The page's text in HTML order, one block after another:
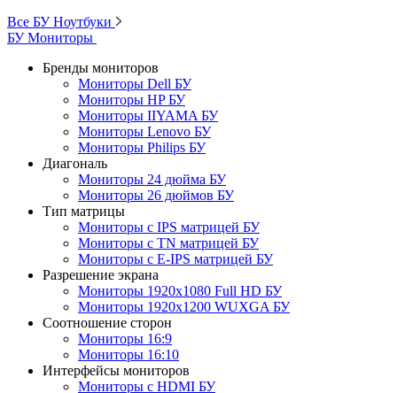
Все БУ Ноутбуки
БУ Мониторы
Бренды мониторов
Мониторы Dell БУ
Мониторы HP БУ
Мониторы IIYAMA БУ
Мониторы Lenovo БУ
Мониторы Philips БУ
Диагональ
Мониторы 24 дюйма БУ
Мониторы 26 дюймов БУ
Тип матрицы
Мониторы с IPS матрицей БУ
Мониторы с TN матрицей БУ
Мониторы с E-IPS матрицей БУ
Разрешение экрана
Мониторы 1920x1080 Full HD БУ
Мониторы 1920x1200 WUXGA БУ
Соотношение сторон
Мониторы 16:9
Мониторы 16:10
Интерфейсы мониторов
Мониторы с HDMI БУ